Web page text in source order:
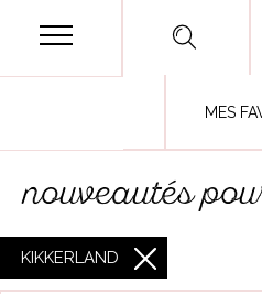
MES
nouveautés
KIKKERLAND